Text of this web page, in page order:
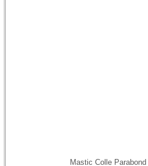
Mastic Colle